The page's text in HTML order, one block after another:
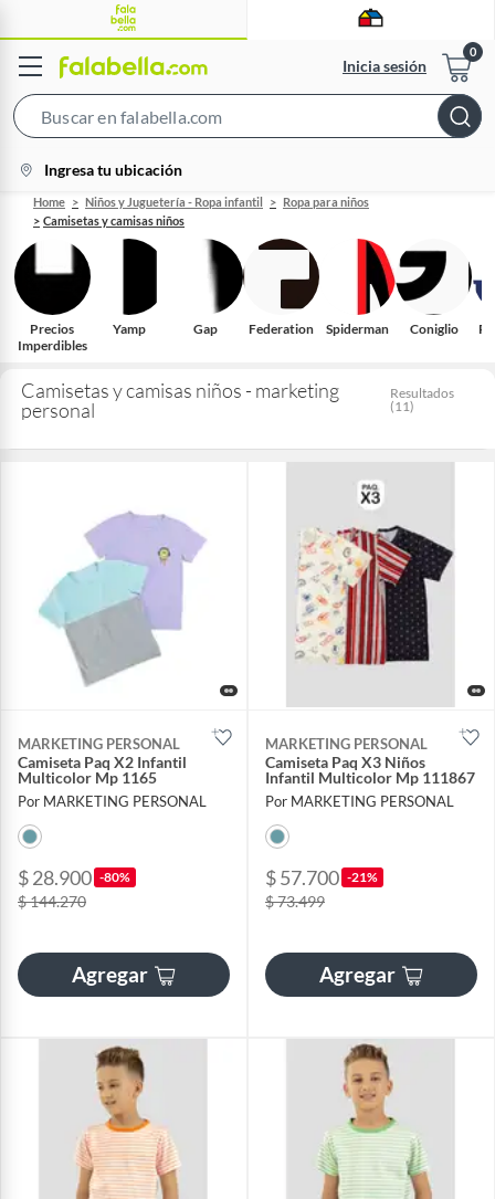
Inicia sesión
Bar
location-
icon
Ingresa tu ubicación
Home Niños y Juguetería - Ropa infantil
Ropa para niños
Camisetas y camisas niños
Precios
Imperdibles
Yamp Gap Federation Spiderman Coniglio
Camisetas y camisas niños - marketing
personal
Resultados
(11)
MARKETING PERSONAL
Camiseta Paq X2 Infantil
Multicolor Mp 1165
Por MARKETING PERSONAL
$ 28.900 -80%
$ 144.270
Agregar
MARKETING PERSONAL
Camiseta Paq X3 Niños
Infantil Multicolor Mp 111867
Por MARKETING PERSONAL
$ 57.700 -21%
$ 73.499
Agregar